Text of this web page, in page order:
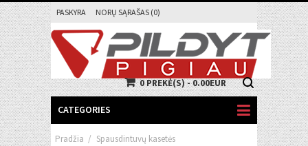
PASKYRA NORŲ SĄRAŠAS (0)
0 PREKĖ(S) - 0.00EUR
CATEGORIES
Pradžia / Spausdintuvų kasetės